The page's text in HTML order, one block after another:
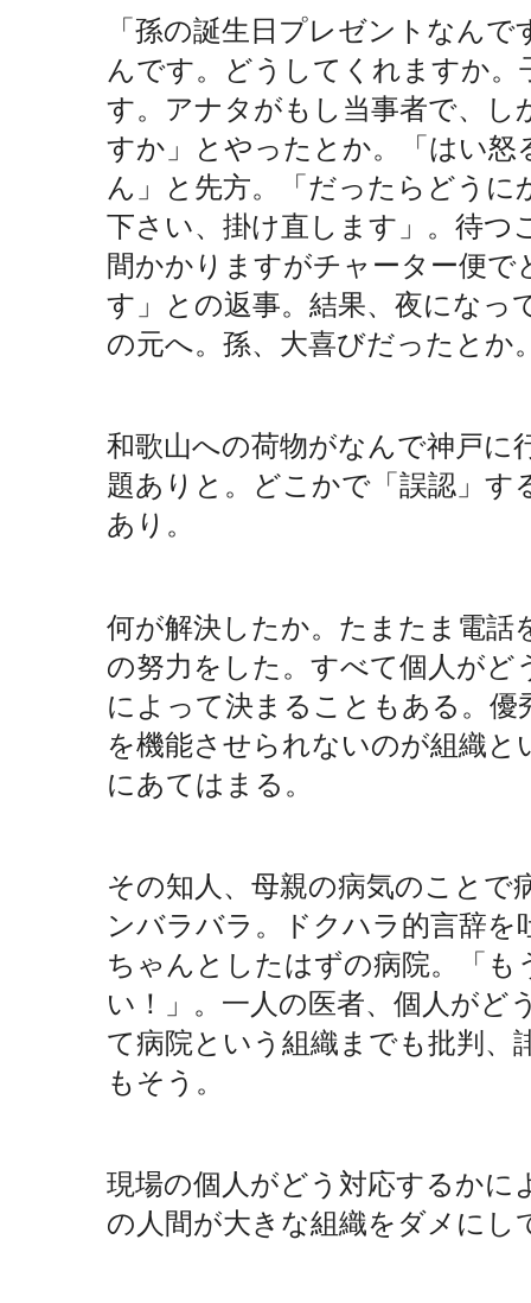
「孫の誕生日プレゼントなん
んです。どうしてくれますか
す。アナタがもし当事者で、
すか」とやったとか。「はい怒
ん」と先方。「だったらどうに
下さい、掛け直します」。待つ
間かかりますがチャーター便で
す」との返事。結果、夜になっ
の元へ。孫、大喜びだったとか
和歌山への荷物がなんで神戸に
題ありと。どこかで「誤認」す
あり。
何が解決したか。たまたま電話
の努力をした。すべて個人がど
によって決まることもある。
を機能させられないのが組織と
にあてはまる。
その知人、母親の病気のことで
ンバラバラ。ドクハラ的言辞
ちゃんとしたはずの病院。「も
い！」。一人の医者、個人がど
て病院という組織までも批判、
もそう。
現場の個人がどう対応するかに
の人間が大きな組織をダメにし